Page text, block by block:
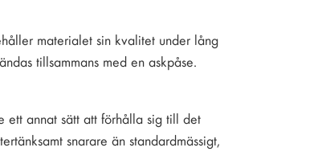
materialet sin kvalitet under lång
tillsammans med en askpåse.
ett annat sätt att förhålla sig till det
snarare än standardmässigt,